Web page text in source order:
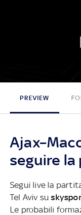
PREVIEW
seguire
Segui live la
Tel Aviv su
Le probabili